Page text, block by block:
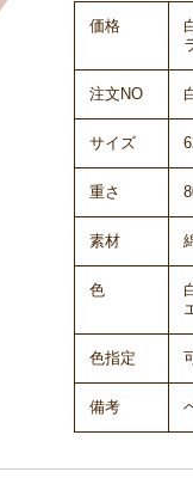
価格
注文NO
サイズ
重さ
素材
色
色指定
備考